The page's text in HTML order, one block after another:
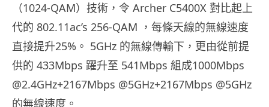
（1024-QAM）技術，令 Archer C5400X 對比起上
代的 802.11ac’s 256-QAM ，每條天線的無線速度
直接提升25%。 5GHz 的無線傳輸下，更由從前提
供的 433Mbps 躍升至 541Mbps 組成1000Mbps
@2.4GHz+2167Mbps @5GHz+2167Mbps @5GHz
的無線速度。